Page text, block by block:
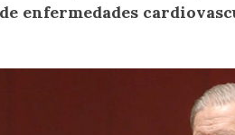
enfermedades